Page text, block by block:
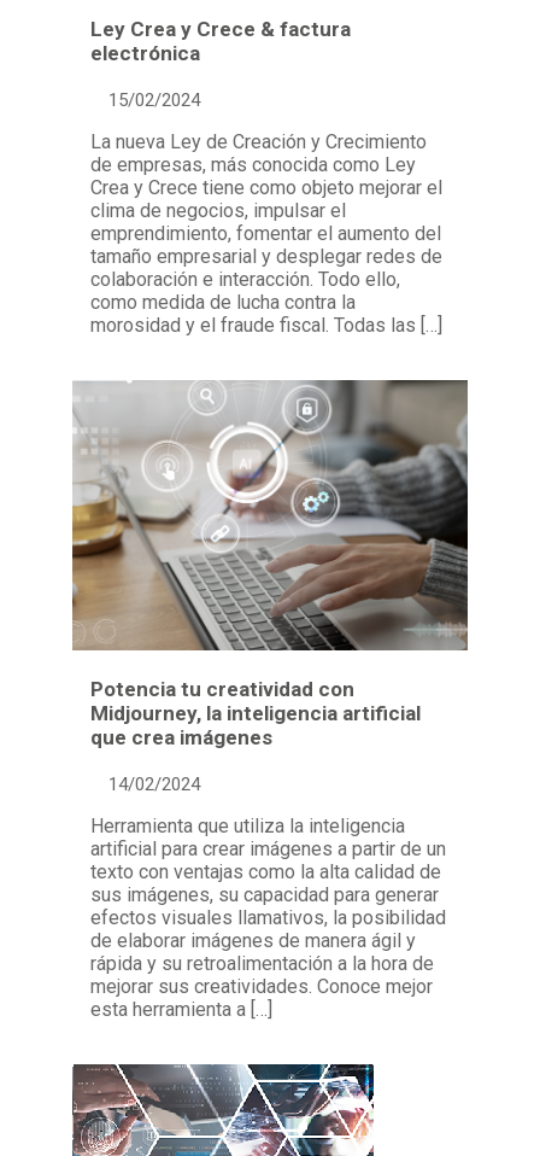
Ley Crea y Crece & factura
electrónica
15/02/2024
La nueva Ley de Creación y Crecimiento
de empresas, más conocida como Ley
Crea y Crece tiene como objeto mejorar el
clima de negocios, impulsar el
emprendimiento, fomentar el aumento del
tamaño empresarial y desplegar redes de
colaboración e interacción. Todo ello,
como medida de lucha contra la
morosidad y el fraude fiscal. Todas las […]
Potencia tu creatividad con
Midjourney, la inteligencia artificial
que crea imágenes
14/02/2024
Herramienta que utiliza la inteligencia
artificial para crear imágenes a partir de un
texto con ventajas como la alta calidad de
sus imágenes, su capacidad para generar
efectos visuales llamativos, la posibilidad
de elaborar imágenes de manera ágil y
rápida y su retroalimentación a la hora de
mejorar sus creatividades. Conoce mejor
esta herramienta a […]